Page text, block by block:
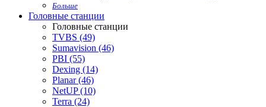
Больше
Головные станции
Головные станции
TVBS (49)
Sumavision (46)
PBI (55)
Dexing (14)
Planar (46)
NetUP (10)
Terra (24)